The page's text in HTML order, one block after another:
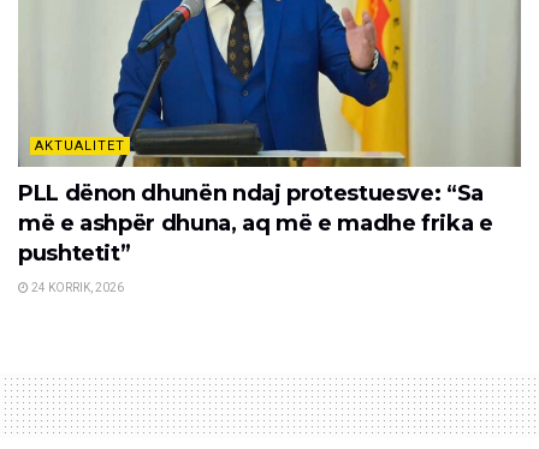
AKTUALITET
PLL dënon dhunën ndaj protestuesve: “Sa
më e ashpër dhuna, aq më e madhe frika e
pushtetit”
24 KORRIK, 2026